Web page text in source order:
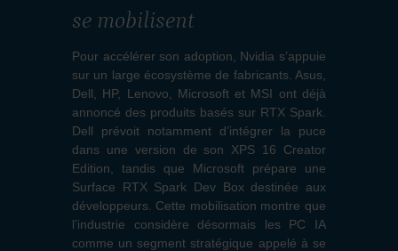
se mobilisent
Pour accélérer son adoption, Nvidia s’appuie
sur un large écosystème de fabricants. Asus,
Dell, HP, Lenovo, Microsoft et MSI ont déjà
annoncé des produits basés sur RTX Spark.
Dell prévoit notamment d’intégrer la puce
dans une version de son XPS 16 Creator
Edition, tandis que Microsoft prépare une
Surface RTX Spark Dev Box destinée aux
développeurs. Cette mobilisation montre que
l’industrie considère désormais les PC IA
comme un segment stratégique appelé à se